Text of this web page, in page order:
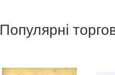
Популярні